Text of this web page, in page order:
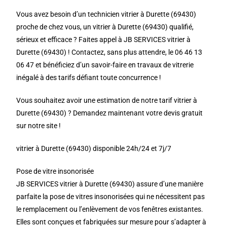
Vous avez besoin d’un technicien vitrier à Durette (69430)
proche de chez vous, un vitrier à Durette (69430) qualifié,
sérieux et efficace ? Faites appel à JB SERVICES vitrier à
Durette (69430) ! Contactez, sans plus attendre, le 06 46 13
06 47 et bénéficiez d’un savoir-faire en travaux de vitrerie
inégalé à des tarifs défiant toute concurrence !
Vous souhaitez avoir une estimation de notre tarif vitrier à
Durette (69430) ? Demandez maintenant votre devis gratuit
sur notre site !
vitrier à Durette (69430) disponible 24h/24 et 7j/7
Pose de vitre insonorisée
JB SERVICES vitrier à Durette (69430) assure d’une manière
parfaite la pose de vitres insonorisées qui ne nécessitent pas
le remplacement ou l’enlèvement de vos fenêtres existantes.
Elles sont conçues et fabriquées sur mesure pour s’adapter à